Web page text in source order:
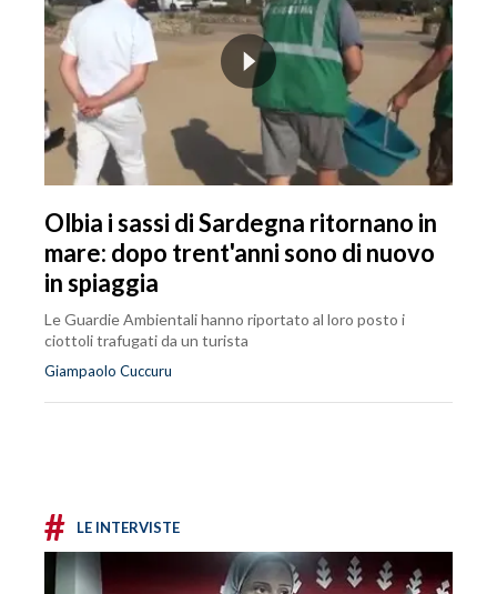
Olbia i sassi di Sardegna ritornano in
mare: dopo trent'anni sono di nuovo
in spiaggia
Le Guardie Ambientali hanno riportato al loro posto i
ciottoli trafugati da un turista
Giampaolo Cuccuru
# LE INTERVISTE